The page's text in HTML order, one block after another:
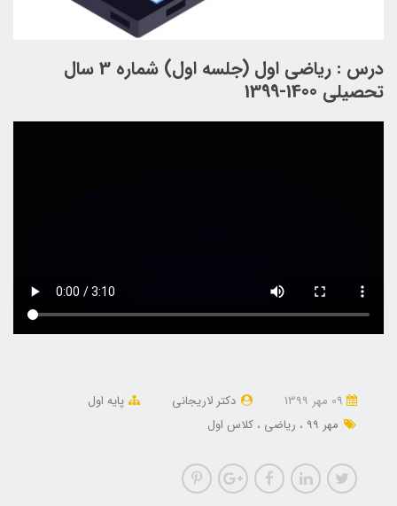
درس : ریاضی اول (جلسه اول) شماره 3 سال
تحصیلی 1400-1399
دکتر لاریجانی
پایه اول
مهر 99
ریاضی کلاس اول